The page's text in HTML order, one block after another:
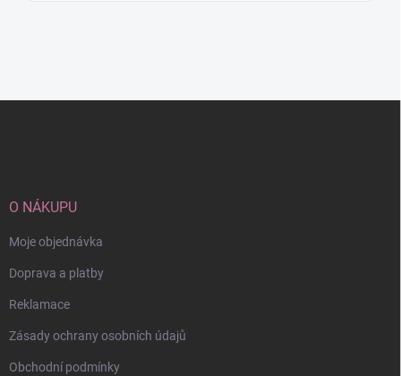
O NÁKUPU
Moje objednávka
Doprava a platby
Reklamace
Zásady ochrany osobních údajů
Obchodní podmínky